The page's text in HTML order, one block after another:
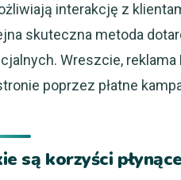
interakcję z
skuteczna metoda
Wreszcie,
poprzez płatne
są korzyści